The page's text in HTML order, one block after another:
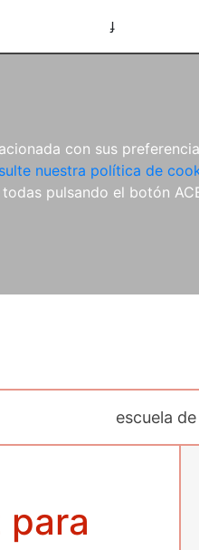
con sus
nuestra política de
pulsando el botón
f
escuela